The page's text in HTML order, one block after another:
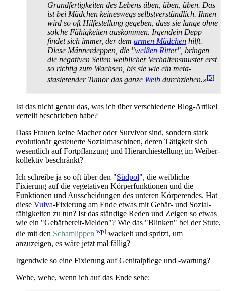
Grundfertigkeiten des Lebens üben, üben, üben. Das
ist bei Mädchen keineswegs selbst­verständlich. Ihnen
wird so oft Hilfe­stellung gegeben, dass sie lange ohne
solche Fähigkeiten auskommen. Irgendein Depp
findet sich immer, der dem armen Mädchen hilft.
Diese Männer­deppen, die "weißen Ritter", bringen
die negativen Seiten weiblicher Verhaltens­muster erst
so richtig zum Wachsen, bis sie wie ein meta­
stasierender Tumor das ganze Weib durchziehen.»[5]
Ist das nicht genau das, was ich über verschiedene Blog-Artikel
verteilt beschrieben habe?
Dass Frauen keine Macher oder Survivor sind, sondern stark
evolutionär gesteuerte Sozial­maschinen, deren Tätigkeit sich
wesentlich auf Fortpflanzung und Hierarchie­stellung im Weiber­
kollektiv beschränkt?
Ich schreibe ja so oft über den "Südpol", die weibliche
Fixierung auf die vegetativen Körper­funktionen und die
Funktionen und Aus­scheidungen des unteren Körperendes. Hat
diese Vulva-Fixierung am Ende etwas mit Gebär- und Sozial­
fähigkeiten zu tun? Ist das ständige Reden und Zeigen so etwas
wie ein "Gebärbereit-Melden"? Wie das "Blinken" bei der Stute,
die mit den Scham­lippen[wp] wackelt und spritzt, um
anzuzeigen, es wäre jetzt mal fällig?
Irgendwie so eine Fixierung auf Genital­pflege und -wartung?
Wehe, wehe, wenn ich auf das Ende sehe: